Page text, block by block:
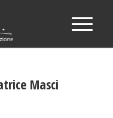
Masci